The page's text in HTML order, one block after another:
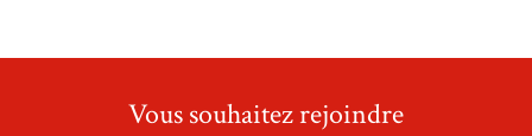
Vous souhaitez rejoindre